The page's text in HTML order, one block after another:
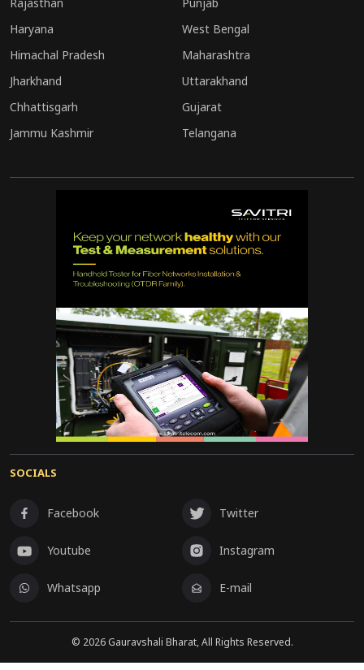
Haryana
West Bengal
Himachal Pradesh
Maharashtra
Jharkhand
Uttarakhand
Chhattisgarh
Gujarat
Jammu Kashmir
Telangana
SOCIALS
Facebook Twitter
Youtube Instagram
Whatsapp E-mail
© 2026Gauravshali Bharat, All Rights Reserved.